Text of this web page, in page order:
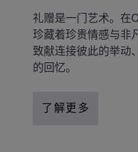
礼赠是一门艺术。在
珍藏着珍贵情感与非
致献连接彼此的举动
的回忆。
了解更多